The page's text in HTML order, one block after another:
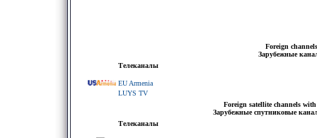
Foreign
Зарубежные
Телеканалы
EU Armenia
LUYS TV
Foreign satellite channels
Зарубежные спутниковые
Телеканалы